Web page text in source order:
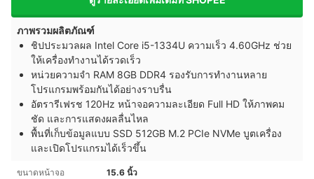
ภาพรวมผลิตภัณฑ์
ชิปประมวลผล Intel Core i5-1334U ความเร็ว 4.60GHz ช่วย
ให้เครื่องทำงานได้รวดเร็ว
หน่วยความจำ RAM 8GB DDR4 รองรับการทำงานหลาย
โปรแกรมพร้อมกันได้อย่างราบรื่น
อัตรารีเฟรช 120Hz หน้าจอความละเอียด Full HD ให้ภาพคม
ชัด และการแสดงผลลื่นไหล
พื้นที่เก็บข้อมูลแบบ SSD 512GB M.2 PCIe NVMe บูตเครื่อง
และเปิดโปรแกรมได้เร็วขึ้น
ขนาดหน้าจอ 15.6 นิ้ว